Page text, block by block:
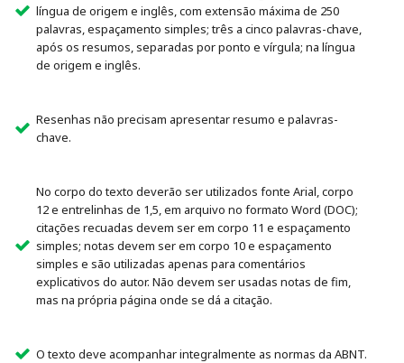
língua de origem e inglês, com extensão máxima de 250
palavras, espaçamento simples; três a cinco palavras-chave,
após os resumos, separadas por ponto e vírgula; na língua
de origem e inglês.
Resenhas não precisam apresentar resumo e palavras-
chave.
No corpo do texto deverão ser utilizados fonte Arial, corpo
12 e entrelinhas de 1,5, em arquivo no formato Word (DOC);
citações recuadas devem ser em corpo 11 e espaçamento
simples; notas devem ser em corpo 10 e espaçamento
simples e são utilizadas apenas para comentários
explicativos do autor. Não devem ser usadas notas de fim,
mas na própria página onde se dá a citação.
O texto deve acompanhar integralmente as normas da ABNT.